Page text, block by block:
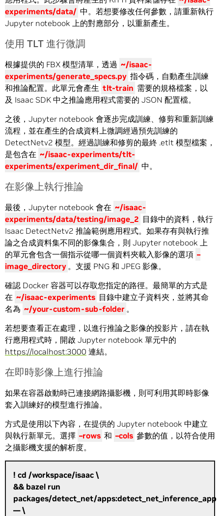
experiments/data/ 中。若想要修改任何參數，請重新執行
Jupyter notebook 上的對應部分，以重新產生。
使用 TLT 進行微調
根據提供的 FBX 模型清單，透過 ~/isaac-
experiments/generate_specs.py 指令碼，自動產生訓練
和推論配置。此單元會產生 tlt-train 需要的規格檔案，以
及 Isaac SDK 中之推論應用程式需要的 JSON 配置檔。
之後，Jupyter notebook 會逐步完成訓練、修剪和重新訓練
流程，並在產生的合成資料上微調經過預先訓練的
DetectNetv2 模型。經過訓練和修剪的最終 .etlt 模型檔案，
是包含在 ~/isaac-experiments/tlt-
experiments/experiment_dir_final/ 中。
在影像上執行推論
最後，Jupyter notebook 會在 ~/isaac-
experiments/data/testing/image_2 目錄中的資料，執行
Isaac DetectNetv2 推論範例應用程式。如果存有與執行推
論之合成資料集不同的影像集合，則 Jupyter notebook 上
的單元會包含一個指示從哪一個資料夾載入影像的選項 –
image_directory 。支援 PNG 和 JPEG 影像。
確認 Docker 容器可以存取您指定的路徑。最簡單的方式是
在 ~/isaac-experiments 目錄中建立子資料夾，並將其命
名為 ~/your-custom-sub-folder 。
若想要查看正在處理，以進行推論之影像的投影片，請在執
行應用程式時，開啟 Jupyter notebook 單元中的
https://localhost:3000 連結。
在即時影像上進行推論
如果在容器啟動時已連接網路攝影機，則可利用其即時影像
套入訓練好的模型進行推論。
方式是使用以下內容，在提供的 Jupyter notebook 中建立
與執行新單元。選擇 –rows 和 –cols 參數的值，以符合使用
之攝影機支援的解析度。
! cd /workspace/isaac \
&& bazel run
packages/detect_net/apps:detect_net_inference_app
— \